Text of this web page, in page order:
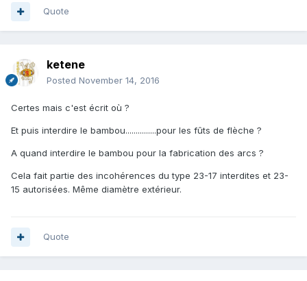
Quote
ketene
Posted November 14, 2016
Certes mais c'est écrit où ?
Et puis interdire le bambou...............pour les fûts de flèche ?
A quand interdire le bambou pour la fabrication des arcs ?
Cela fait partie des incohérences du type 23-17 interdites et 23-
15 autorisées. Même diamètre extérieur.
Quote